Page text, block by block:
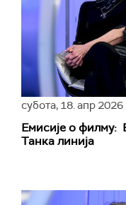
субота, 18. апр 2026
Емисије о филму:
Танка линија